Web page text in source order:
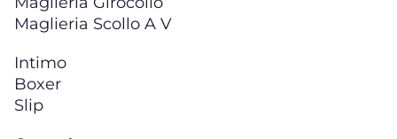
Maglieria Scollo A V
Intimo
Boxer
Slip